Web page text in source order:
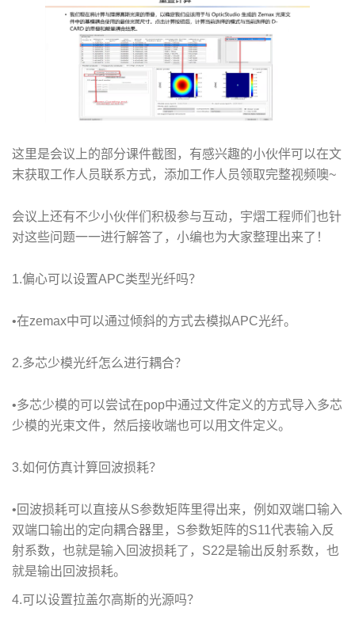
这里是会议上的部分课件截图，有感兴趣的小伙伴可以在文
末获取工作人员联系方式，添加工作人员领取完整视频噢~
会议上还有不少小伙伴们积极参与互动，宇熠工程师们也针
对这些问题一一进行解答了，小编也为大家整理出来了！
1.偏心可以设置APC类型光纤吗？
•在zemax中可以通过倾斜的方式去模拟APC光纤。
2.多芯少模光纤怎么进行耦合？
•多芯少模的可以尝试在pop中通过文件定义的方式导入多芯
少模的光束文件，然后接收端也可以用文件定义。
3.如何仿真计算回波损耗？
•回波损耗可以直接从S参数矩阵里得出来，例如双端口输入
双端口输出的定向耦合器里，S参数矩阵的S11代表输入反
射系数，也就是输入回波损耗了，S22是输出反射系数，也
就是输出回波损耗。
4.可以设置拉盖尔高斯的光源吗？